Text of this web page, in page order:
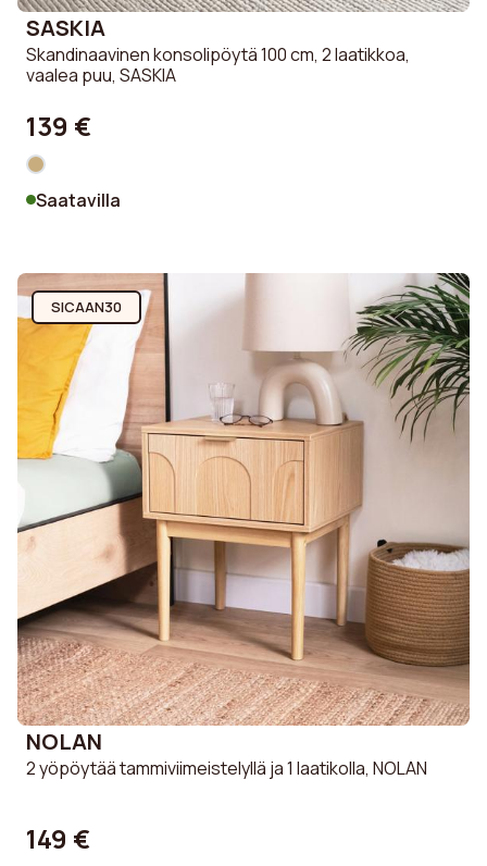
SASKIA
Skandinaavinen konsolipöytä 100 cm, 2 laatikkoa,
vaalea puu, SASKIA
139 €
Saatavilla
SICAAN30
NOLAN
2 yöpöytää tammiviimeistelyllä ja 1 laatikolla, NOLAN
149 €